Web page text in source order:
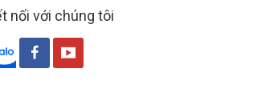
nối với chúng tôi